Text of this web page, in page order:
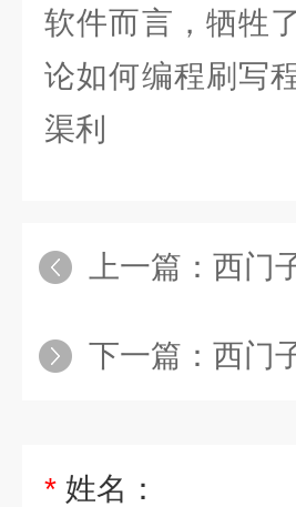
软件而言，牺牲
论如何编程刷写
渠利
上一篇： 西门
下一篇： 西门
* 姓名：